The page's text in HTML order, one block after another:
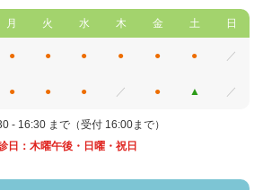
月 火 水 木 金 土 日
● ● ● ● ● ● ／
● ● ● ／ ● ▲ ／
- 16:30 まで（受付 16:00まで）
日：木曜午後・日曜・祝日